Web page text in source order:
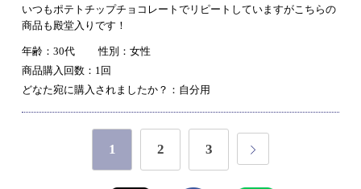
いつもポテトチップチョコレートでリピートしていますがこちらの
商品も殿堂入りです！
年齢：30代
性別：女性
商品購入回数：1回
どなた宛に購入されましたか？：自分用
1 2 3